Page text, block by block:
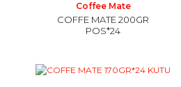
Coffee Mate
COFFE MATE 200GR
POS*24